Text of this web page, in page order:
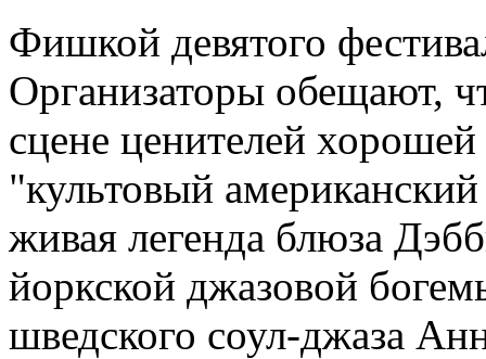
Фишкой девятого
Организаторы обещают,
сцене ценителей
"культовый
живая легенда блюза
йоркской джазовой
шведского соул-джаза